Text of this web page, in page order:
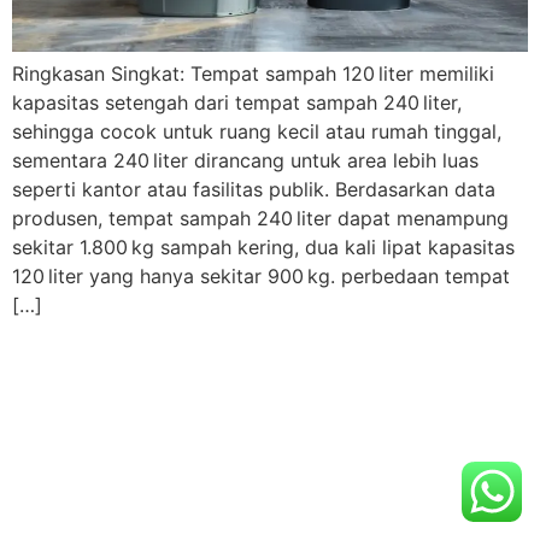
Ringkasan Singkat: Tempat sampah 120 liter memiliki
kapasitas setengah dari tempat sampah 240 liter,
sehingga cocok untuk ruang kecil atau rumah tinggal,
sementara 240 liter dirancang untuk area lebih luas
seperti kantor atau fasilitas publik. Berdasarkan data
produsen, tempat sampah 240 liter dapat menampung
sekitar 1.800 kg sampah kering, dua kali lipat kapasitas
120 liter yang hanya sekitar 900 kg. perbedaan tempat
[…]